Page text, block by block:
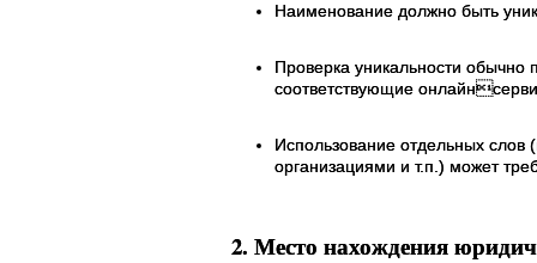
Наименование должно быть
Проверка уникальности обычно
соответствующие
Использование отдельных
организациями и т.п.) может
2. Место нахождения